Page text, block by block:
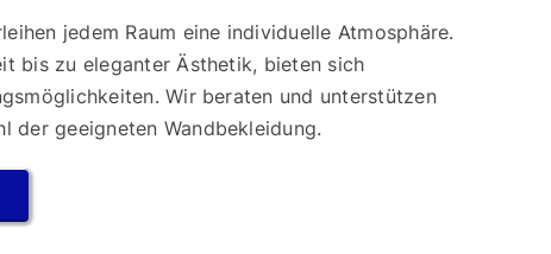
jedem Raum eine individuelle Atmosphäre.
bis zu eleganter Ästhetik, bieten sich
Wir beraten und unterstützen
der geeigneten Wandbekleidung.